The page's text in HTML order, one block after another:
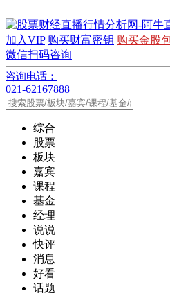
加入VIP 购买财富密钥 购买金股
微信扫码咨询
咨询电话：
021-62167888
综合
股票
板块
嘉宾
课程
基金
经理
说说
快评
消息
好看
话题